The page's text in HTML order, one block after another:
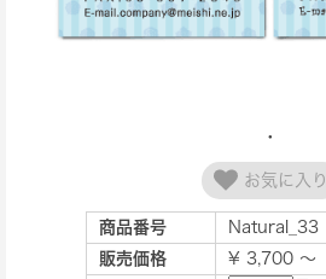
お気に入り
商品番号
Natural_33
販売価格
¥ 3,700 ～